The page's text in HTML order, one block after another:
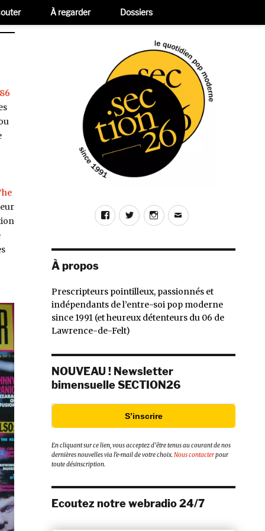
FacebookTwitterInstagram
E-
À propos
Prescripteurs pointilleux, passionnés et
indépendants de l’entre-soi pop moderne
since 1991 (et heureux détenteurs du 06 de
Lawrence-de-Felt)
NOUVEAU ! Newsletter
bimensuelle SECTION26
S’inscrire
En cliquant sur ce lien, vous acceptez d’être tenus au courant de nos
dernières nouvelles via l’e-mail de votre choix.Nous contacterpour
toute désinscription.
Ecoutez notre webradio 24/7
À regarder Dossiers